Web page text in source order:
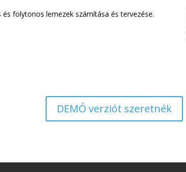
folytonos lemezek számítása és tervezése.
DEMÓ verziót szeretnék